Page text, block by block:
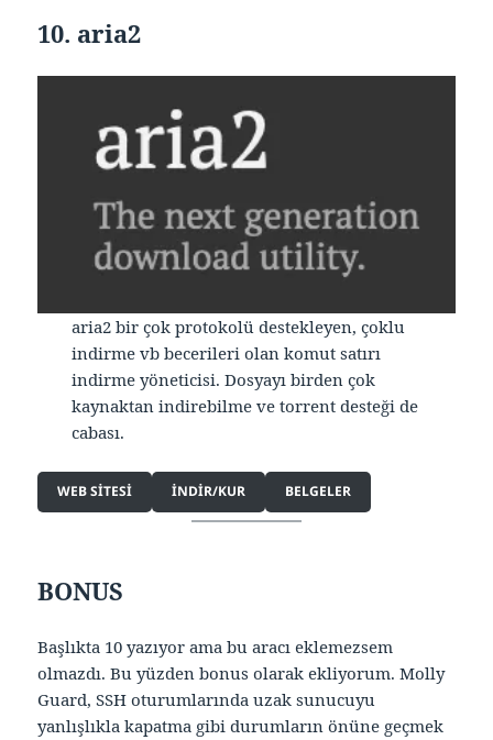
10. aria2
aria2 bir çok protokolü destekleyen, çoklu
indirme vb becerileri olan komut satırı
indirme yöneticisi. Dosyayı birden çok
kaynaktan indirebilme ve torrent desteği de
cabası.
WEB SITESI INDIR/KUR BELGELER
BONUS
Başlıkta 10 yazıyor ama bu aracı eklemezsem
olmazdı. Bu yüzden bonus olarak ekliyorum. Molly
Guard, SSH oturumlarında uzak sunucuyu
yanlışlıkla kapatma gibi durumların önüne geçmek